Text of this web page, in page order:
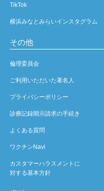
TikTok
横浜みなとみらいインスタグラム
その他
倫理委員会
ご利用いただいた著名人
プライバシーポリシー
診療記録開示請求の手続き
よくある質問
ワクチンNavi
カスタマーハラスメントに
対する基本方針